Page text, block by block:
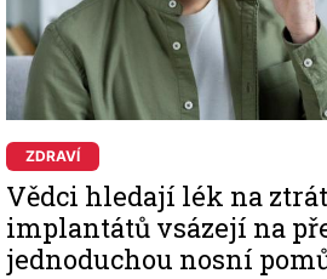
ZDRAVÍ
Vědci hledají lék na
implantátů vsázejí na
jednoduchou nosní